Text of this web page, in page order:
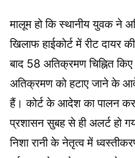
मालूम हो कि स्थानीय युवक ने
खिलाफ हाईकोर्ट में रीट दायर
बाद 58 अतिक्रमण चिह्नित
अतिक्रमण को हटाए जाने के
हैं। कोर्ट के आदेश का पालन
प्रशासन सुबह से ही अलर्ट हो
निशा रानी के नेतृत्व में